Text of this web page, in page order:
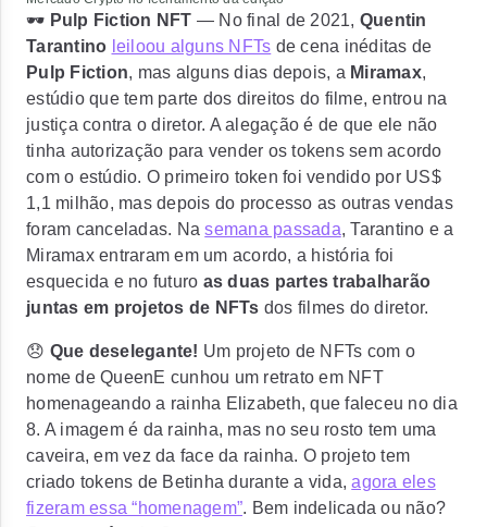
🕶️ Pulp Fiction NFT — No final de 2021, Quentin
Tarantino leiloou alguns NFTs de cena inéditas de
Pulp Fiction, mas alguns dias depois, a Miramax,
estúdio que tem parte dos direitos do filme, entrou na
justiça contra o diretor. A alegação é de que ele não
tinha autorização para vender os tokens sem acordo
com o estúdio. O primeiro token foi vendido por US$
1,1 milhão, mas depois do processo as outras vendas
foram canceladas. Nasemana passada, Tarantino e a
Miramax entraram em um acordo, a história foi
esquecida e no futuro as duas partes trabalharão
juntas em projetos de NFTs dos filmes do diretor.
😞 Que deselegante! Um projeto de NFTs com o
nome de QueenE cunhou um retrato em NFT
homenageando a rainha Elizabeth, que faleceu no dia
8. A imagem é da rainha, mas no seu rosto tem uma
caveira, em vez da face da rainha. O projeto tem
criado tokens de Betinha durante a vida,agora eles
fizeram essa “homenagem”. Bem indelicada ou não?